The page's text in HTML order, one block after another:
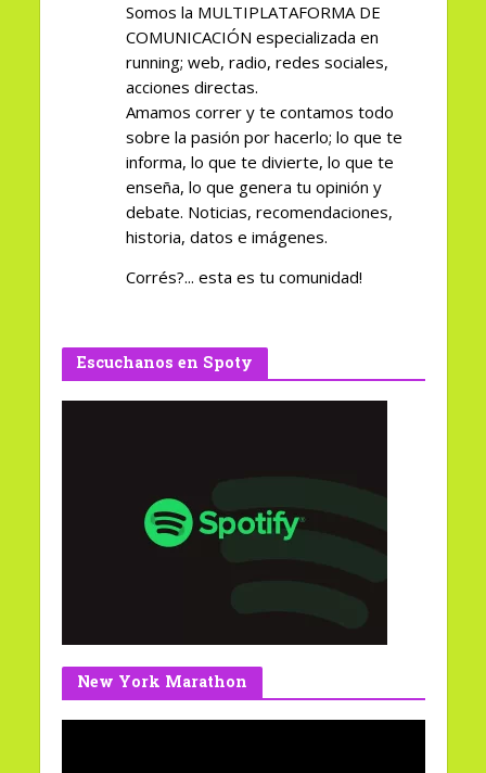
Somos la MULTIPLATAFORMA DE
COMUNICACIÓN especializada en
running; web, radio, redes sociales,
acciones directas.
Amamos correr y te contamos todo
sobre la pasión por hacerlo; lo que te
informa, lo que te divierte, lo que te
enseña, lo que genera tu opinión y
debate. Noticias, recomendaciones,
historia, datos e imágenes.
Corrés?... esta es tu comunidad!
Escuchanos en Spoty
New York Marathon